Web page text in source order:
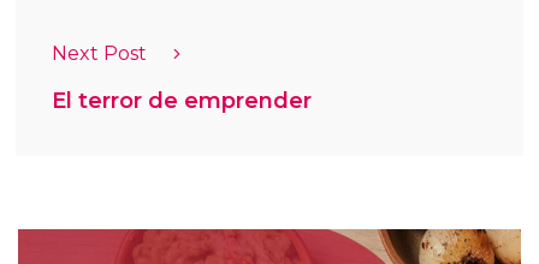
Next Post
El terror de emprender